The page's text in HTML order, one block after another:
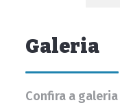
Galeria
Confira a